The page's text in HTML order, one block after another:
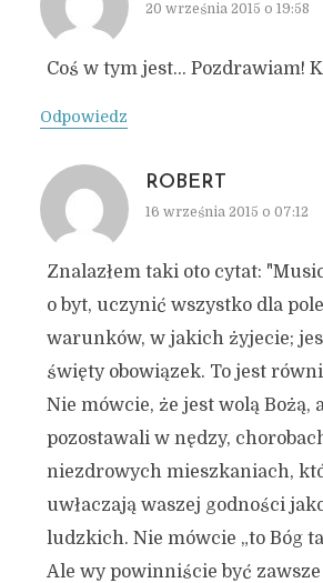
20 września 2015 o 19:58
Coś w tym jest… Pozdrawiam!
Odpowiedz
ROBERT
16 września 2015 o 07:12
Znalazłem taki oto cytat:
o byt, uczynić wszystko dla
warunków, w jakich żyjecie;
święty obowiązek. To jest
Nie mówcie, że jest wolą Bożą,
pozostawali w nędzy,
niezdrowych mieszkaniach,
uwłaczają waszej godności
ludzkich. Nie mówcie „to Bóg
Ale wy powinniście być